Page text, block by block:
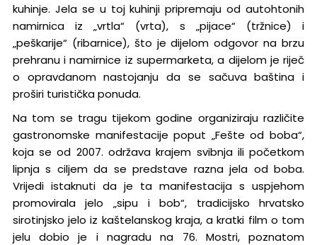
kuhinje. Jela se u toj kuhinji pripremaju od autohtonih
namirnica iz „vrtla“ (vrta), s „pijace“ (tržnice) i
„peškarije“ (ribarnice), što je dijelom odgovor na brzu
prehranu i namirnice iz supermarketa, a dijelom je riječ
o opravdanom nastojanju da se sačuva baština i
proširi turistička ponuda.
Na tom se tragu tijekom godine organiziraju različite
gastronomske manifestacije poput „Fešte od boba“,
koja se od 2007. održava krajem svibnja ili početkom
lipnja s ciljem da se predstave razna jela od boba.
Vrijedi istaknuti da je ta manifestacija s uspjehom
promovirala jelo „sipu i bob“, tradicijsko hrvatsko
sirotinjsko jelo iz kaštelanskog kraja, a kratki film o tom
jelu dobio je i nagradu na 76. Mostri, poznatom